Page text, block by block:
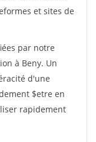
et sites de
par notre
à Beny. Un
d'une
$etre en
rapidement